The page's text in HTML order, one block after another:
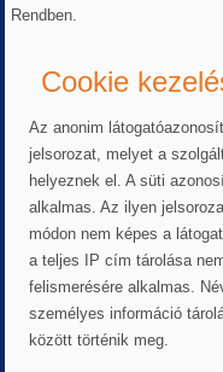
Rendben.
Cookie
Az anonim
jelsorozat, melyet a
helyeznek el. A süti
alkalmas. Az ilyen
módon nem képes a
a teljes IP cím tárolása
felismerésére alkalmas.
személyes információ
között történik meg.